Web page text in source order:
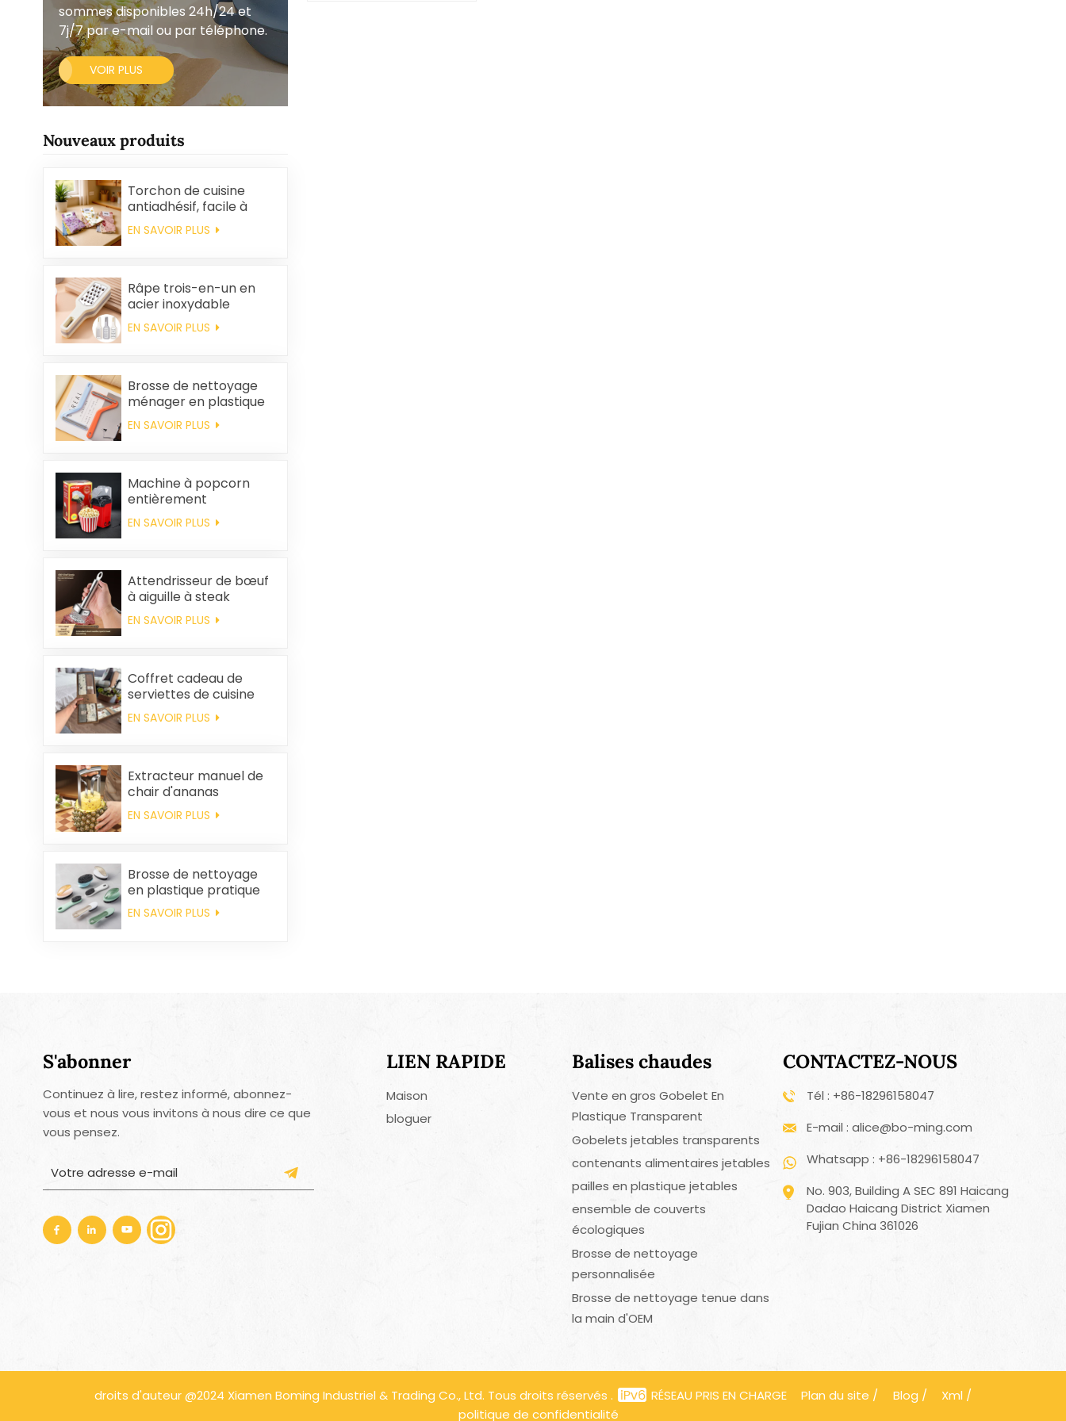
sommes disponibles 24h/24 et
7j/7 par e-mail ou par téléphone.
VOIR PLUS
Nouveaux produits
Torchon de cuisine
antiadhésif, facile à
nettoyer, épais,
imprimé, carré, en
écologique
EN SAVOIR PLUS
Râpe trois-en-un en
acier inoxydable
EN SAVOIR PLUS
Brosse de nettoyage
ménager en plastique
pour vêtements,
élimination des poils
EN SAVOIR PLUS
Machine à popcorn
entièrement
automatique pour la
maison, machine à
EN SAVOIR PLUS
Attendrisseur de bœuf
à aiguille à steak
EN SAVOIR PLUS
Coffret cadeau de
serviettes de cuisine
carrées et chiffons en
coton personnalisés,
ménager
EN SAVOIR PLUS
Extracteur manuel de
chair d'ananas
EN SAVOIR PLUS
Brosse de nettoyage
en plastique pratique
en gros
EN SAVOIR PLUS
S'abonner
Continuez à lire, restez informé, abonnez-
vous et nous vous invitons à nous dire ce que
vous pensez.
LIEN RAPIDE
Maison
bloguer
Balises chaudes
Vente en gros Gobelet En
Plastique Transparent
Gobelets jetables transparents
contenants alimentaires jetables
pailles en plastique jetables
ensemble de couverts
écologiques
Brosse de nettoyage
personnalisée
Brosse de nettoyage tenue dans
la main d'OEM
CONTACTEZ-NOUS
Tél : +86-18296158047
E-mail : alice@bo-ming.com
Whatsapp : +86-18296158047
No. 903, Building A SEC 891 Haicang
Dadao Haicang District Xiamen
Fujian China 361026
droits d'auteur @2024 Xiamen Boming Industriel & Trading Co., Ltd. Tous droits réservés . RÉSEAU PRIS EN CHARGE Plan du site / Blog / Xml /
politique de confidentialité